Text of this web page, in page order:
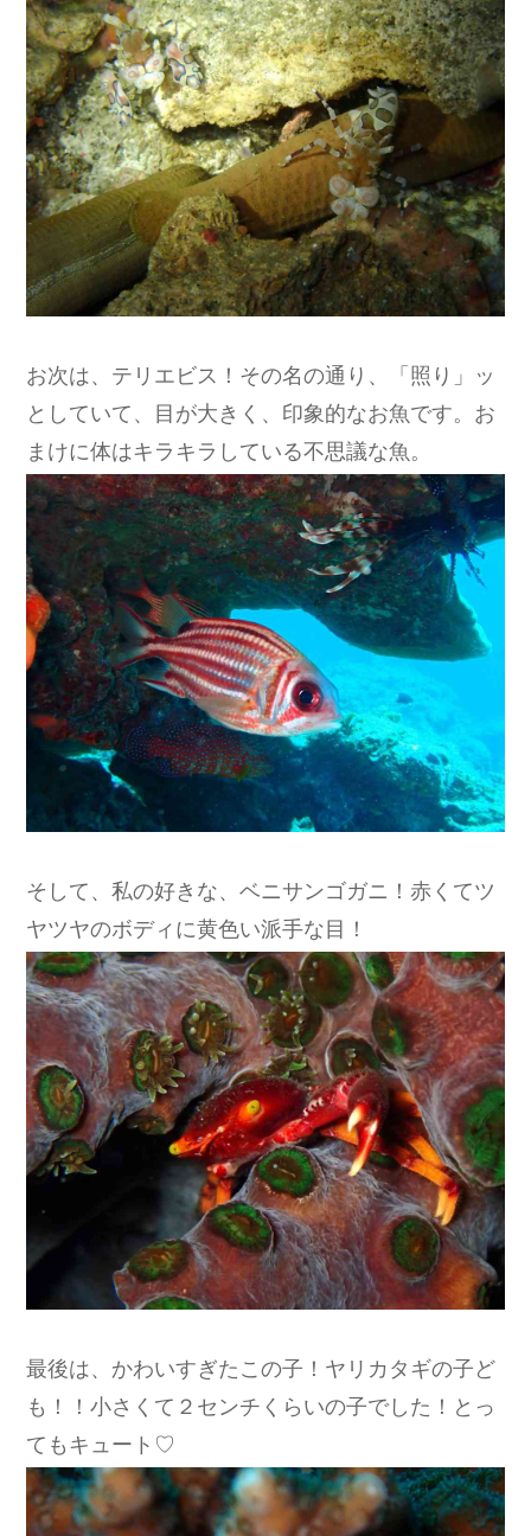
お次は、テリエビス！その名の通り、「照り」ッ
としていて、目が大きく、印象的なお魚です。お
まけに体はキラキラしている不思議な魚。
そして、私の好きな、ベニサンゴガニ！赤くてツ
ヤツヤのボディに黄色い派手な目！
最後は、かわいすぎたこの子！ヤリカタギの子ど
も！！小さくて２センチくらいの子でした！とっ
てもキュート♡